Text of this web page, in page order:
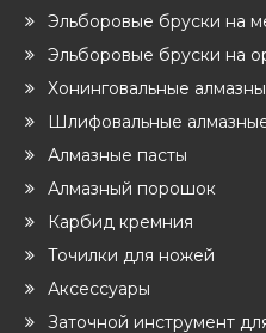
Эльборовые бруски на
Эльборовые бруски на
Хонинговальные
Шлифовальные
Алмазные пасты
Алмазный порошок
Карбид кремния
Точилки для ножей
Аксессуары
Заточной инструмент